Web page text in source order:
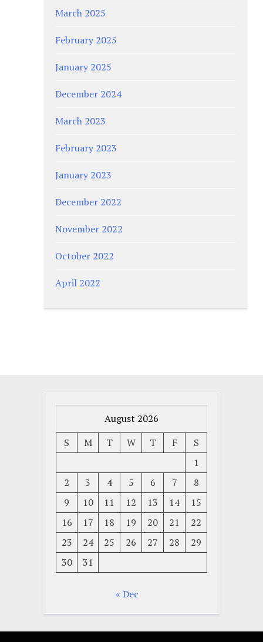
March 2025
February 2025
January 2025
December 2024
March 2023
February 2023
January 2023
December 2022
November 2022
October 2022
April 2022
August 2026
S
M T W T F
S
1
2
3 4 5 6 7
8
9
10 11 12 13 14
15
16
17 18 19 20 21
22
23
24 25 26 27 28
29
30
31
« Dec